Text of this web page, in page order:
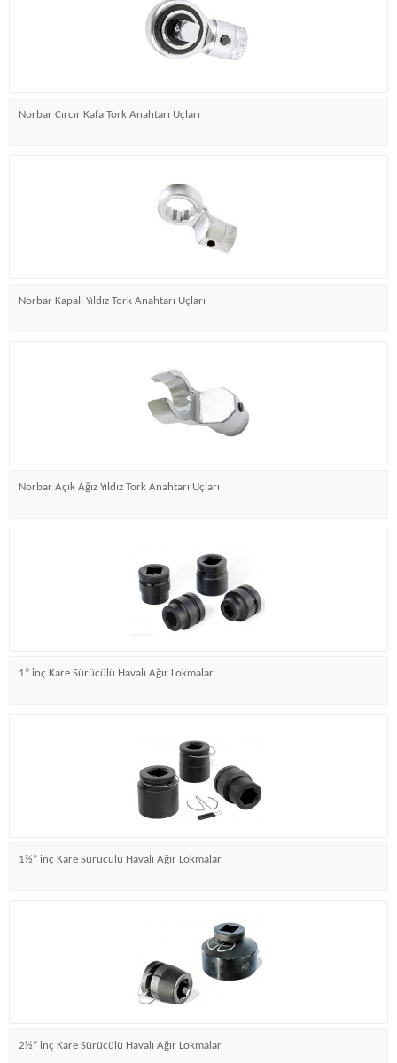
Norbar Cırcır Kafa Tork Anahtarı Uçları
Norbar Kapalı Yıldız Tork Anahtarı Uçları
Norbar Açık Ağız Yıldız Tork Anahtarı Uçları
1” inç Kare Sürücülü Havalı Ağır Lokmalar
1½” inç Kare Sürücülü Havalı Ağır Lokmalar
2½” inç Kare Sürücülü Havalı Ağır Lokmalar